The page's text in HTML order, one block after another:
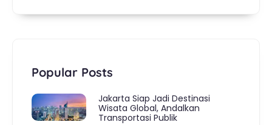
Popular Posts
Jakarta Siap Jadi Destinasi
Wisata Global, Andalkan
Transportasi Publik